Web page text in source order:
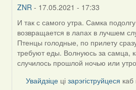
ZNR - 17.05.2021 - 17:33
In
reply
to
by
Harrier
И так с самого утра. Самка
возвращается в лапах в лучшем
Птенцы голодные, по прилету
требуют еды. Волнуюсь за самца,
случилось прошлой ночью или
Увайдзіце цізарэгіструйцеся каб